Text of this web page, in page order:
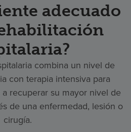
adecuado
combina un nivel de
con terapia intensiva para
recuperar su mayor nivel de
de una enfermedad, lesión o
cirugía.